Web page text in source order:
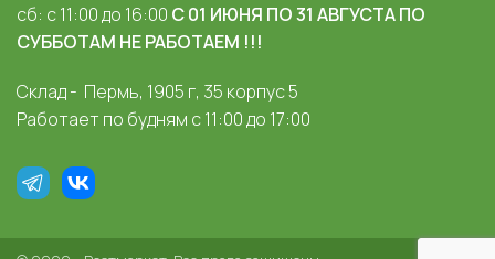
сб: с 11:00 до 16:00 С 01 ИЮНЯ ПО 31 АВГУСТА ПО
СУББОТАМ НЕ РАБОТАЕМ !!!
Склад - Пермь, 1905 г, 35 корпус 5
Работает по будням с 11:00 до 17:00